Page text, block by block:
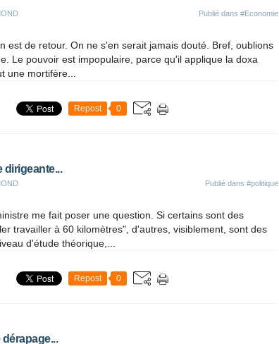
Publié dans #Economie
est de retour. On ne s'en serait jamais douté. Bref, oublions
Le pouvoir est impopulaire, parce qu'il applique la doxa
une mortifère...
Repost 0
dirigeante...
Publié dans #politique
me fait poser une question. Si certains sont des
travailler à 60 kilomètres", d'autres, visiblement, sont des
d'étude théorique,...
Repost 0